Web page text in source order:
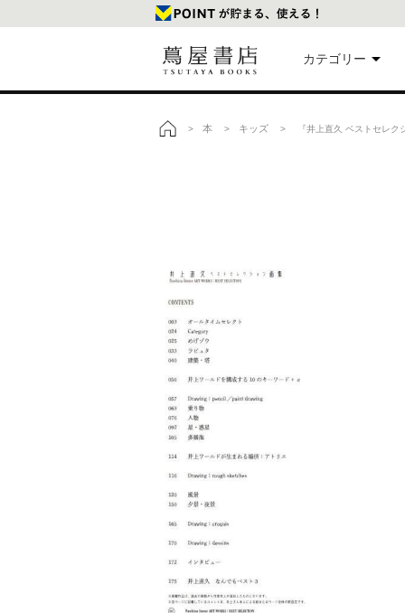
カテゴリー
> 本 > キッズ > 『井上直久 ベストセレク